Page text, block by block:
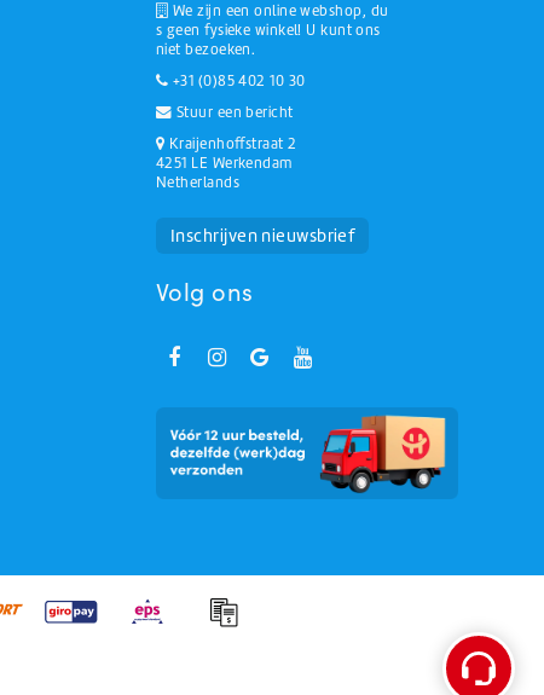
We zijn een online webshop, du
s geen fysieke winkel! U kunt ons
niet bezoeken.
+31 (0)85 402 10 30
Stuur een bericht
Kraijenhoffstraat 2
4251 LE Werkendam
Netherlands
Inschrijven nieuwsbrief
Volg ons
Huchem Support
Hoe kunnen we u helpen?